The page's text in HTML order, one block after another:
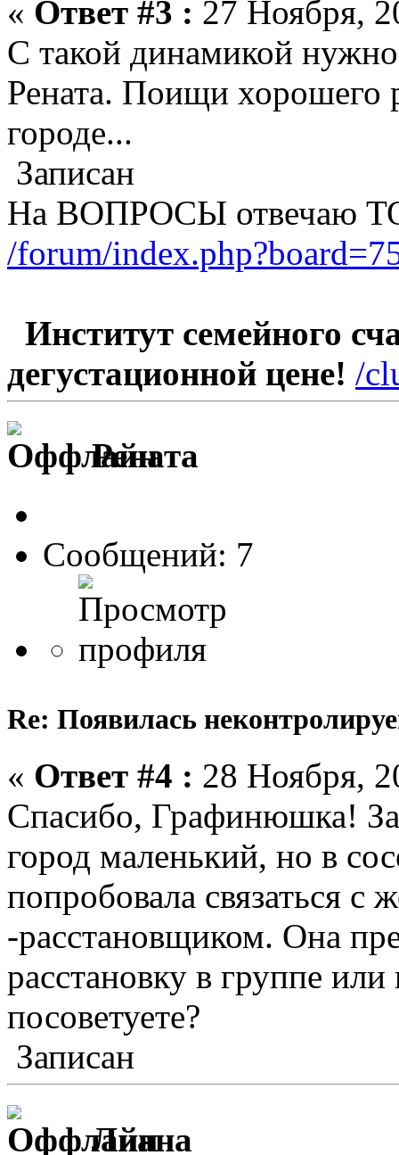
« Ответ #3 : 27 Ноября,
С такой динамикой
Рената. Поищи хорошего
городе...
Записан
На ВОПРОСЫ отвечаю
/forum/
Институт семейного
дегустационной цене! /
Рената
Сообщений: 7
Re: Появилась
« Ответ #4 : 28 Ноября,
Спасибо, Графинюшка!
город маленький, но в
попробовала связаться с
-расстановщиком. Она
расстановку в группе
посоветуете?
Записан
Лиана